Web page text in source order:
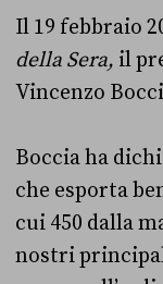
Il 19 febbraio
della Sera, il
Vincenzo
Boccia ha
che esporta
cui 450 dalla
nostri